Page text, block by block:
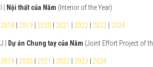
Nội thất của Năm (Interior of the Year)
2018 2019 2020 2021 2022 2023 2024
J | Dự án Chung tay của Năm (Joint Effort Project of
2019 2020 2021 2022 2023 2024